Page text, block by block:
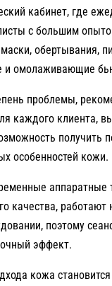
кабинет, где
с большим
обертывания,
и омолаживающие
проблемы,
каждого клиента,
получить
особенностей кожи.
аппаратные
качества,
поэтому
эффект.
кожа